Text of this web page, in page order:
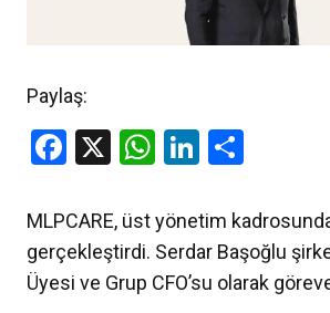
Paylaş:
Facebook
X WhatsApp
LinkedIn
MLPCARE, üst yönetim
gerçekleştirdi. Serdar Başoğlu
Üyesi ve Grup CFO’su olarak